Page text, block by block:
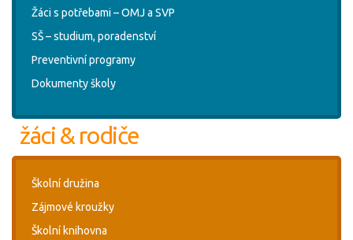
Žáci s potřebami – OMJ a SVP
SŠ – studium, poradenství
Preventivní programy
Dokumenty školy
žáci & rodiče
Školní družina
Zájmové kroužky
Školní knihovna